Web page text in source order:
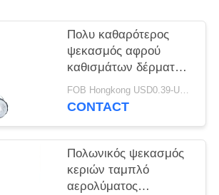
Πολυ καθαρότερος
ψεκασμός αφρού
καθισμάτων δέρματος
αυτοκινήτων σκοπούFOB Hongkong USD0.39-USD0.59 per piece MOQ:12000pcs/500ctns
CONTACT
Πολωνικός ψεκασμός
κεριών ταμπλό
αερολύματος